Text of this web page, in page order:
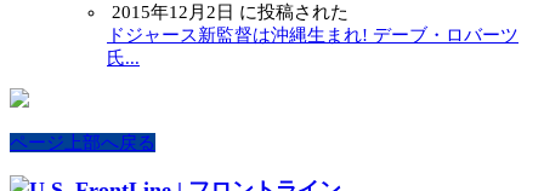
2015年12月2日 に投稿された
ドジャース新監督は沖縄生まれ! デーブ・ロバーツ
氏...
ページ上部へ戻る